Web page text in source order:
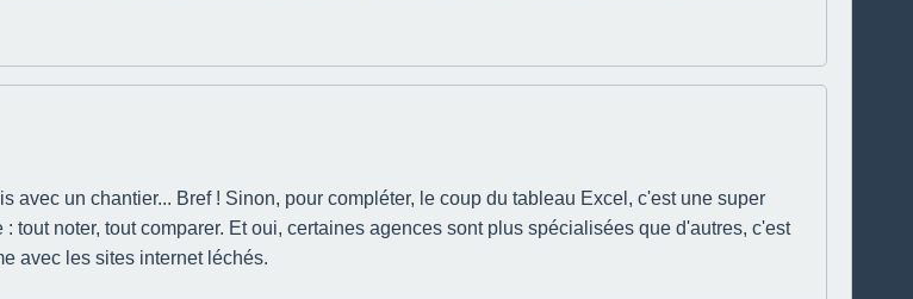
avec un chantier... Bref ! Sinon, pour compléter, le coup du tableau Excel, c'est une super
noter, tout comparer. Et oui, certaines agences sont plus spécialisées que d'autres, c'est
avec les sites internet léchés.